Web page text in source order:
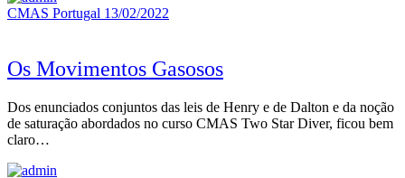
CMAS Portugal 13/02/2022
Os Movimentos Gasosos
Dos enunciados conjuntos das leis de Henry e de Dalton e da noção
de saturação abordados no curso CMAS Two Star Diver, ficou bem
claro…